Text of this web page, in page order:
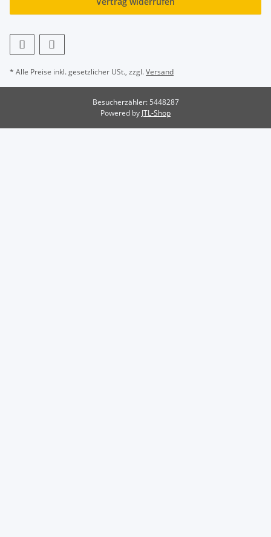
* Alle Preise inkl. gesetzlicher USt., zzgl.Versand
Besucherzähler: 5448287
Powered by JTL-Shop